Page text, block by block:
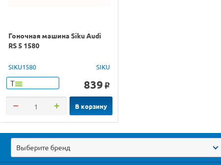
Гоночная машина Siku Audi
RS 5 1580
SIKU1580 SIKU
Т 839 o
В корзину
Выберите бренд